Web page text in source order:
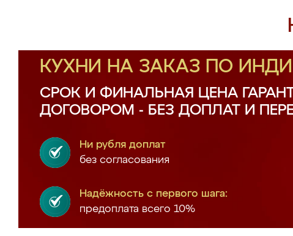
КУХНИ НА ЗАКАЗ ПО
СРОК И ФИНАЛЬНАЯ ЦЕНА
ДОГОВОРОМ - БЕЗ ДОПЛАТ И
Ни рубля доплат
без согласования
Надёжность с первого шага:
предоплата всего 10%